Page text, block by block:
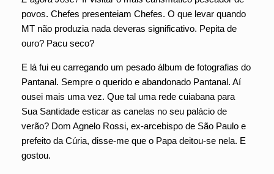
povos. Chefes presenteiam Chefes. O que levar quando
MT não produzia nada deveras significativo. Pepita de
ouro? Pacu seco?
E lá fui eu carregando um pesado álbum de fotografias do
Pantanal. Sempre o querido e abandonado Pantanal. Aí
ousei mais uma vez. Que tal uma rede cuiabana para
Sua Santidade esticar as canelas no seu palácio de
verão? Dom Agnelo Rossi, ex-arcebispo de São Paulo e
prefeito da Cúria, disse-me que o Papa deitou-se nela. E
gostou.